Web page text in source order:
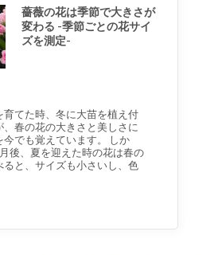
薔薇の花は季節で大きさが
変わる -季節ごとの花サイ
ズを測定-
育てた時、冬に大苗を植え付
、春の花の大きさと美しさに
今でも覚えています。 しか
後、夏を迎えた時の花は春の
ると、サイズも小さいし、色